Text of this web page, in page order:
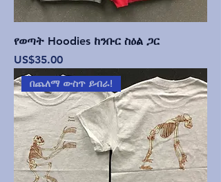
የወጣት Hoodies ከንቡር ስዕል ጋር
Price
US$35.00
በጨለማ ውስጥ ይብራ!